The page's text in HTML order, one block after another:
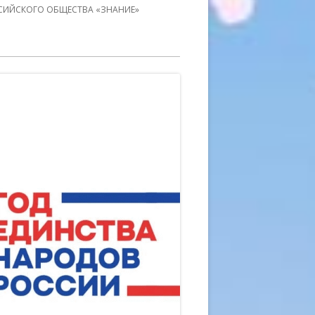
ОБЩЕСТВА «ЗНАНИЕ»